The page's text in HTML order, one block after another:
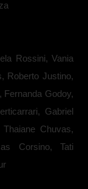
Rossini, Vania
Roberto Justino,
Fernanda Godoy,
Gabriel
Chuvas,
Corsino, Tati